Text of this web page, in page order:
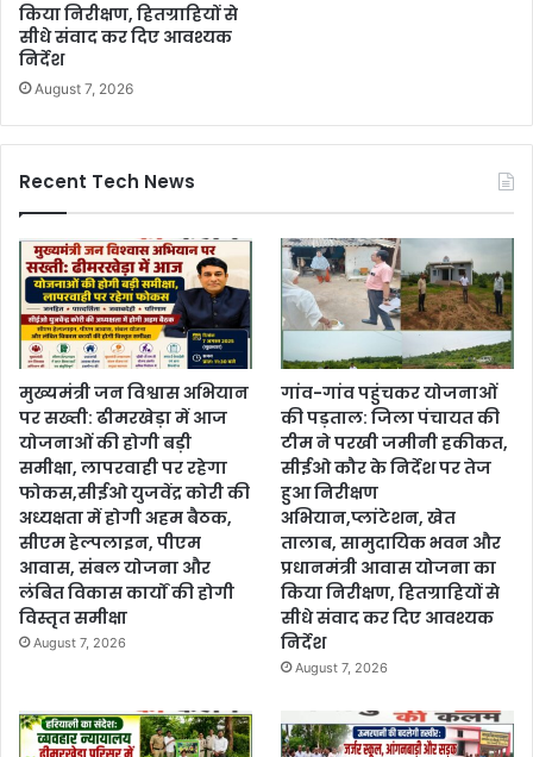
किया निरीक्षण, हितग्राहियों से
सीधे संवाद कर दिए आवश्यक
निर्देश
August 7, 2026
Recent Tech News
मुख्यमंत्री जन विश्वास अभियान
पर सख्ती: ढीमरखेड़ा में आज
योजनाओं की होगी बड़ी
समीक्षा, लापरवाही पर रहेगा
फोकस,सीईओ युजवेंद्र कोरी की
अध्यक्षता में होगी अहम बैठक,
सीएम हेल्पलाइन, पीएम
आवास, संबल योजना और
लंबित विकास कार्यों की होगी
विस्तृत समीक्षा
August 7, 2026
गांव-गांव पहुंचकर योजनाओं
की पड़ताल: जिला पंचायत की
टीम ने परखी जमीनी हकीकत,
सीईओ कौर के निर्देश पर तेज
हुआ निरीक्षण
अभियान,प्लांटेशन, खेत
तालाब, सामुदायिक भवन और
प्रधानमंत्री आवास योजना का
किया निरीक्षण, हितग्राहियों से
सीधे संवाद कर दिए आवश्यक
निर्देश
August 7, 2026